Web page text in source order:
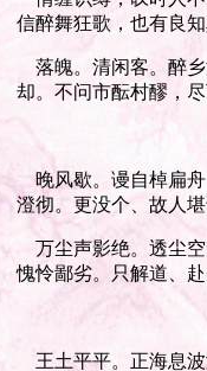
信醉舞狂歌，也有良
落魄。清闲客。醉乡
却。不问市酝村醪，
晚风歇。谩自棹扁舟
澄彻。更没个、故人
万尘声影绝。透尘空
愧怜鄙劣。只解道、
王土平平。正海息波